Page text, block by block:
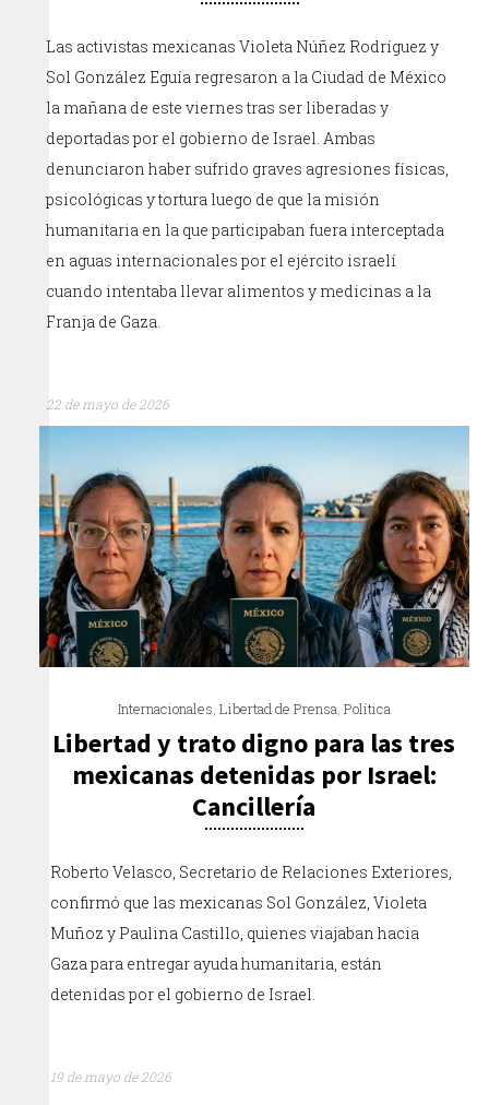
Las activistas mexicanas Violeta Núñez Rodríguez y
Sol González Eguía regresaron a la Ciudad de México
la mañana de este viernes tras ser liberadas y
deportadas por el gobierno de Israel. Ambas
denunciaron haber sufrido graves agresiones físicas,
psicológicas y tortura luego de que la misión
humanitaria en la que participaban fuera interceptada
en aguas internacionales por el ejército israelí
cuando intentaba llevar alimentos y medicinas a la
Franja de Gaza.
22 de mayo de 2026
Internacionales, Libertad de Prensa, Política
Libertad y trato digno para las tres
mexicanas detenidas por Israel:
Cancillería
Roberto Velasco, Secretario de Relaciones Exteriores,
confirmó que las mexicanas Sol González, Violeta
Muñoz y Paulina Castillo, quienes viajaban hacia
Gaza para entregar ayuda humanitaria, están
detenidas por el gobierno de Israel.
19 de mayo de 2026